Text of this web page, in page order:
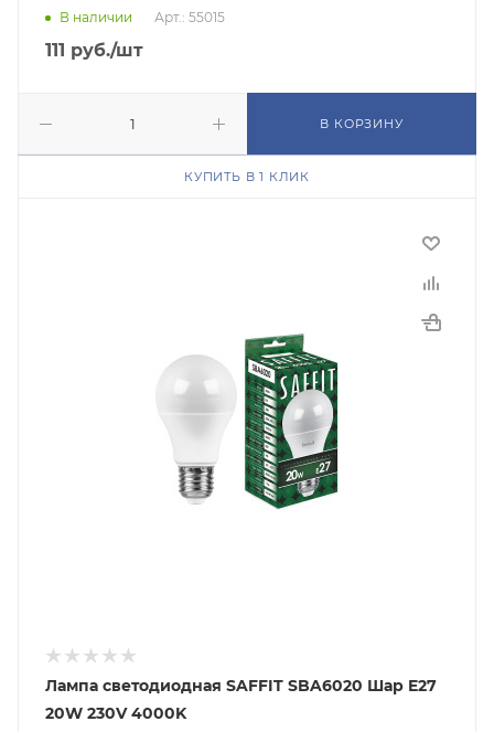
В наличии Арт.: 55015
111 руб./шт
В КОРЗИНУ
КУПИТЬ В 1 КЛИК
Лампа светодиодная SAFFIT SBA6020 Шар E27
20W 230V 4000K